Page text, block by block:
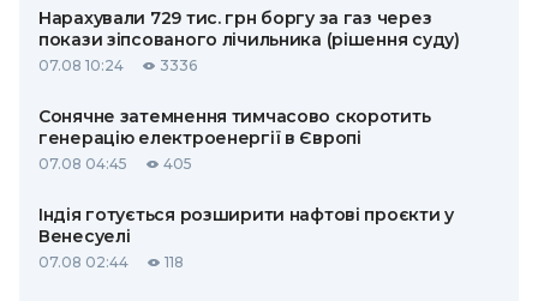
Нарахували 729 тис. грн боргу за газ через
покази зіпсованого лічильника (рішення суду)
07.08 10:24 3336
Сонячне затемнення тимчасово скоротить
генерацію електроенергії в Європі
07.08 04:45 405
Індія готується розширити нафтові проєкти у
Венесуелі
07.08 02:44 118